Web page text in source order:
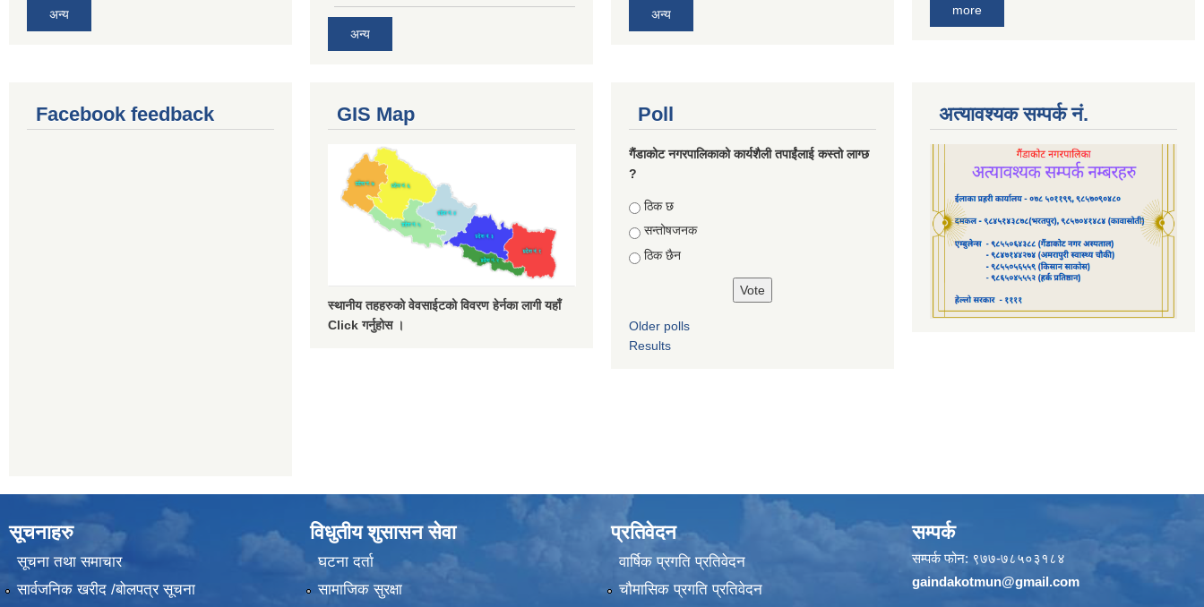
अन्य
अन्य
अन्य more
Facebook feedback GIS Map
स्थानीय तहहरुको वेवसाईटको विवरण हेर्नका लागी यहाँ
Click गर्नुहोस ।
Poll
गैंडाकोट नगरपालिकाको कार्यशैली तपाईंलाई कस्तो लाग्छ
?
Choices
ठिक छ
सन्तोषजनक
ठिक छैन
Older polls
Results
अत्यावश्यक सम्पर्क नं.
सूचनाहरु
सूचना तथा समाचार
सार्वजनिक खरीद /बोलपत्र सूचना
विधुतीय शुसासन सेवा
घटना दर्ता
सामाजिक सुरक्षा
प्रतिवेदन
वार्षिक प्रगति प्रतिवेदन
चौमासिक प्रगति प्रतिवेदन
सम्पर्क
सम्पर्क फोन: ९७७-७८५०३१८४
gaindakotmun@gmail.com